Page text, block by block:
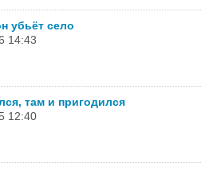
убьёт село
14:43
там и пригодился
12:40